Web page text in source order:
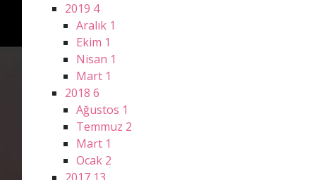
2019 4
Aralık 1
Ekim 1
Nisan 1
Mart 1
2018 6
Ağustos 1
Temmuz 2
Mart 1
Ocak 2